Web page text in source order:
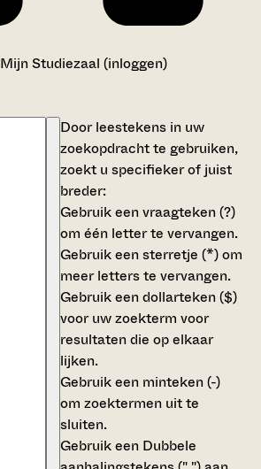
Mijn Studiezaal (inloggen)
Door leestekens in uw
zoekopdracht te gebruiken,
zoekt u specifieker of juist
breder:
Gebruik eenvraagteken (?)
om één letter te vervangen.
Gebruik eensterretje (*)om
meer letters te vervangen.
Gebruik eendollarteken ($)
voor uw zoekterm voor
resultaten die op elkaar
lijken.
Gebruik een minteken (-)
om zoektermen uit te
sluiten.
Gebruik een Dubbele